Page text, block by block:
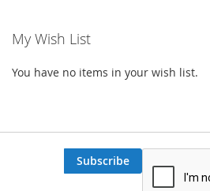
My Wish List
You have no items in your wish list.
Subscribe